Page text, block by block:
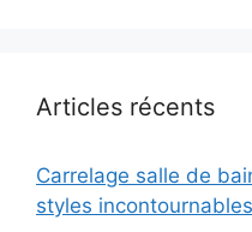
Articles récents
Carrelage salle de
styles